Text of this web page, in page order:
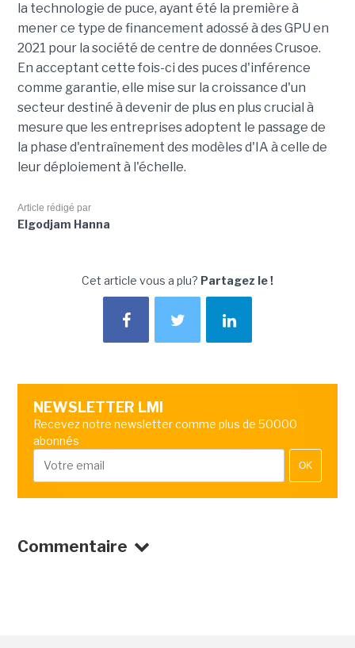
la technologie de puce, ayant été la première à
mener ce type de financement adossé à des GPU en
2021 pour la société de centre de données Crusoe.
En acceptant cette fois-ci des puces d'inférence
comme garantie, elle mise sur la croissance d'un
secteur destiné à devenir de plus en plus crucial à
mesure que les entreprises adoptent le passage de
la phase d'entraînement des modèles d'IA à celle de
leur déploiement à l'échelle.
Article rédigé par
Elgodjam Hanna
Cet article vous a plu? Partagez le !
NEWSLETTER LMI
Recevez notre newsletter comme plus de 50000
abonnés
OK
Commentaire